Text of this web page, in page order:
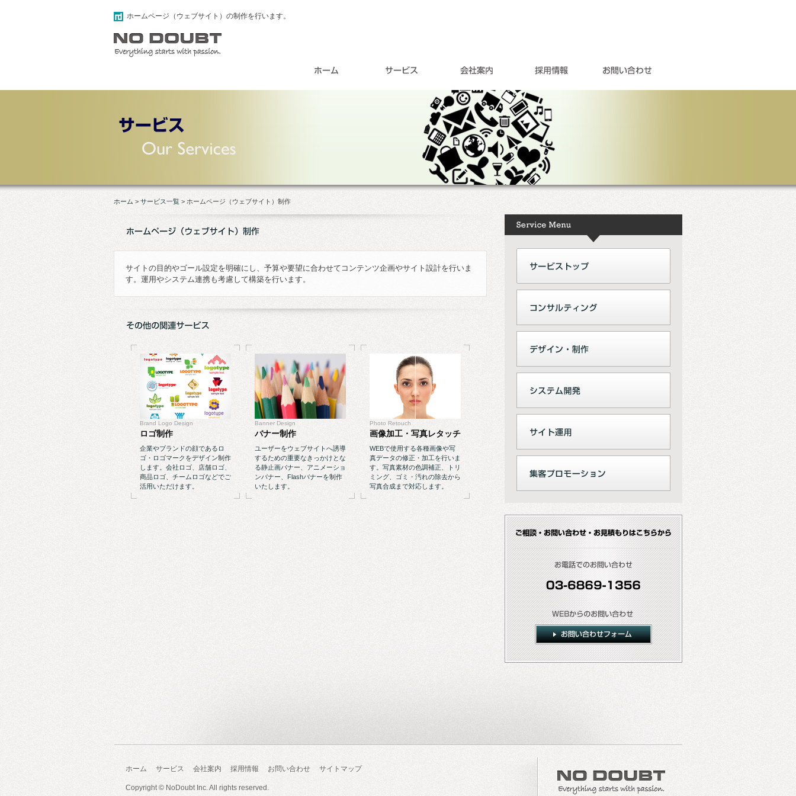
ホームページ（ウェブサイト）の制作を行います。
ホーム > サービス一覧 > ホームページ（ウェブサイト）制作
サイトの目的やゴール設定を明確にし、予算や要望に合わせてコンテンツ企画やサイト設計を行いま
す。運用やシステム連携も考慮して構築を行います。
Brand Logo Design
ロゴ制作
企業やブランドの顔であるロ
ゴ・ロゴマークをデザイン制作
します。会社ロゴ、店舗ロゴ、
商品ロゴ、チームロゴなどでご
活用いただけます。
Banner Design
バナー制作
ユーザーをウェブサイトへ誘導
するための重要なきっかけとな
る静止画バナー、アニメーショ
ンバナー、Flashバナーを制作
いたします。
Photo Retouch
画像加工・写真レタッチ
WEBで使用する各種画像や写
真データの修正・加工を行いま
す。写真素材の色調補正、トリ
ミング、ゴミ・汚れの除去から
写真合成まで対応します。
ホーム サービス 会社案内 採用情報 お問い合わせ サイトマップ
Copyright © NoDoubt Inc.All rights reserved.